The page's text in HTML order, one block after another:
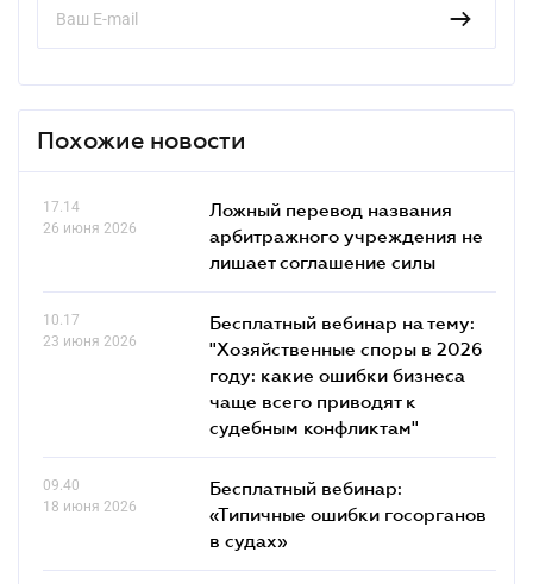
Похожие новости
17.14
26 июня 2026
Ложный перевод названия
арбитражного учреждения не
лишает соглашение силы
10.17
23 июня 2026
Бесплатный вебинар на тему:
"Хозяйственные споры в 2026
году: какие ошибки бизнеса
чаще всего приводят к
судебным конфликтам"
09.40
18 июня 2026
Бесплатный вебинар:
«Типичные ошибки госорганов
в судах»